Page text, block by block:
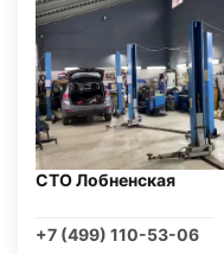
СТО Лобненская
+7 (499) 110-53-06